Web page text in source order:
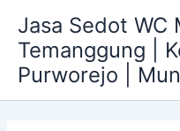
content
Jasa Sedot WC
Temanggung |
Purworejo |